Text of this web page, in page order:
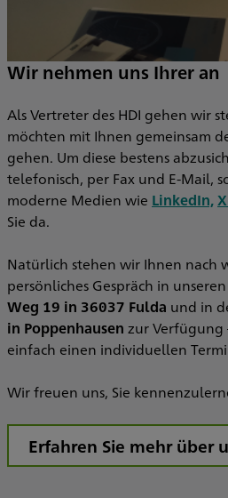
Wir nehmen uns Ihrer an
Als Vertreter des HDI gehen wir
möchten mit Ihnen gemeinsam
gehen. Um diese bestens
telefonisch, per Fax und E-Mail,
moderne Medien wie LinkedIn,
Sie da.
Natürlich stehen wir Ihnen nach
persönliches Gespräch in
Weg 19 in 36037 Fulda und in
in Poppenhausen zur Verfügung
einfach einen individuellen
Wir freuen uns, Sie
Erfahren Sie mehr über